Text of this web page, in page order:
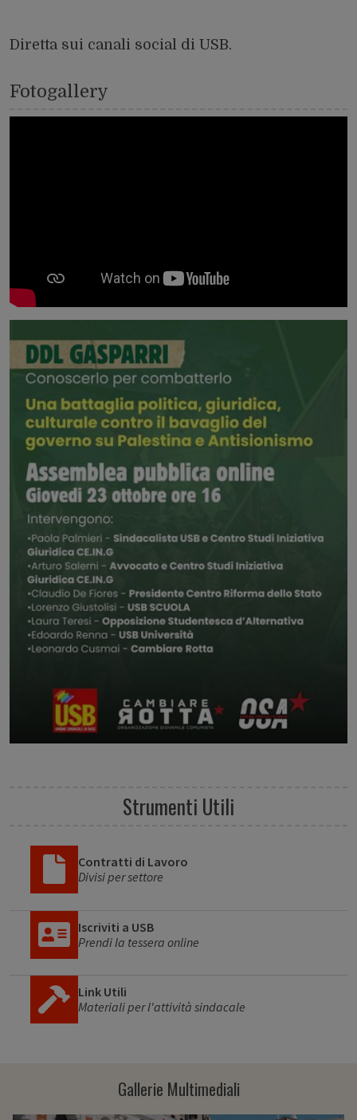
Diretta sui canali social di USB.
Fotogallery
Strumenti Utili
Contratti di Lavoro
Divisi per settore
Iscriviti a USB
Prendi la tessera online
Link Utili
Materiali per l'attività sindacale
Gallerie Multimediali